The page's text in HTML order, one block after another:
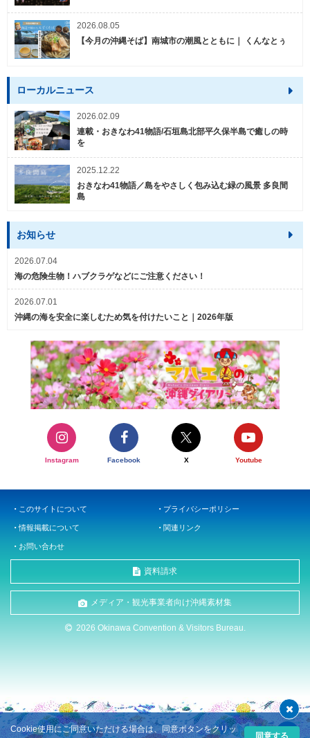
2026.08.05
【今月の沖縄そば】南城市の潮風とともに｜ くんなとぅ
ローカルニュース
2026.02.09
連載・おきなわ41物語/石垣島北部平久保半島で癒しの時
を
2025.12.22
おきなわ41物語／島をやさしく包み込む緑の風景 多良間
島
お知らせ
2026.07.04
海の危険生物！ハブクラゲなどにご注意ください！
2026.07.01
沖縄の海を安全に楽しむため気を付けたいこと｜2026年版
Instagram Facebook X Youtube
このサイトについて プライバシーポリシー
情報掲載について 関連リンク
お問い合わせ
資料請求
メディア・観光事業者向け沖縄素材集
2026 Okinawa Convention & Visitors Bureau.
Cookie使用にご同意いただける場合は、同意ボタンをクリッ
同意する